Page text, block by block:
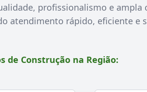
profissionalismo e ampla
atendimento rápido, eficiente e
de Construção na Região: